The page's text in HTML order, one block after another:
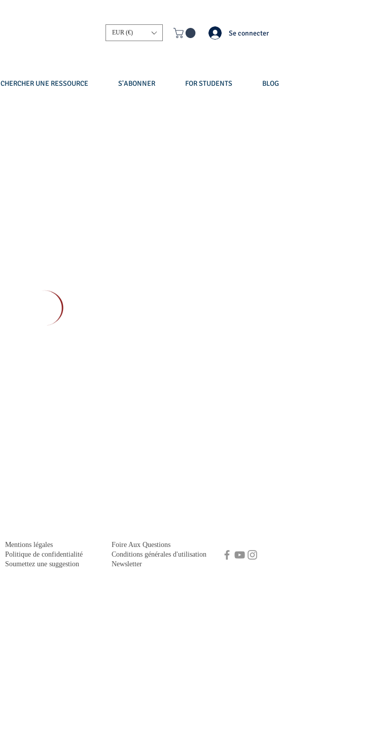
EUR (€) Se connecter
CHERCHER UNE RESSOURCE S'ABONNER FOR STUDENTS BLOG
Mentions légales
Politique de confidentialité
Soumettez une suggestion
Foire Aux Questions
Conditions générales d'utilisation
Newsletter